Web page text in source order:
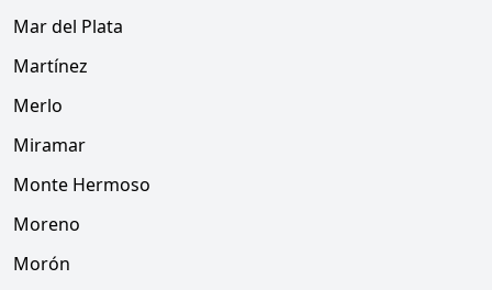
Mar del Plata
Martínez
Merlo
Miramar
Monte Hermoso
Moreno
Morón